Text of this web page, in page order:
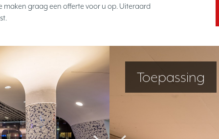
maken graag een offerte voor u op. Uiteraard
Project Toepassing